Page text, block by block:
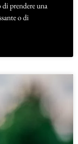
prendere una
o di